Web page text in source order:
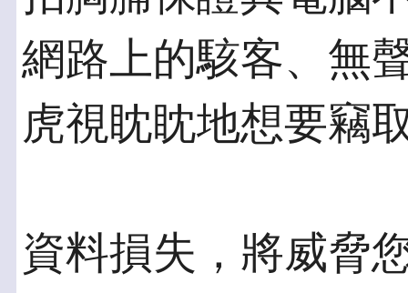
網路上的駭客、無
虎視眈眈地想要竊
資料損失，將威脅